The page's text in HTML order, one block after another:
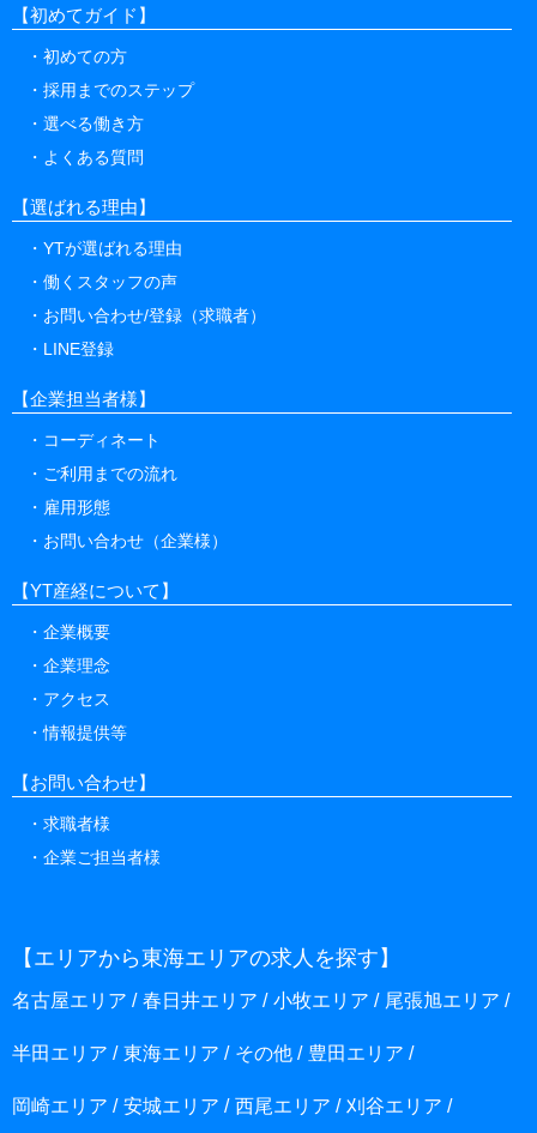
【初めてガイド】
初めての方
採用までのステップ
選べる働き方
よくある質問
【選ばれる理由】
YTが選ばれる理由
働くスタッフの声
お問い合わせ/登録（求職者）
LINE登録
【企業担当者様】
コーディネート
ご利用までの流れ
雇用形態
お問い合わせ（企業様）
【YT産経について】
企業概要
企業理念
アクセス
情報提供等
【お問い合わせ】
求職者様
企業ご担当者様
【エリアから東海エリアの求人を探す】
名古屋エリア 春日井エリア 小牧エリア 尾張旭エリア
半田エリア 東海エリア その他 豊田エリア
岡崎エリア 安城エリア 西尾エリア 刈谷エリア